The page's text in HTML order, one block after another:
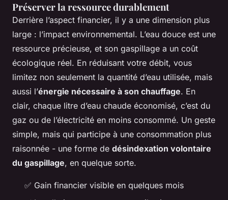
Préserver la ressource durablement
Derrière l’aspect financier, il y a une dimension plus
large : l’impact environnemental. L’eau douce est une
ressource précieuse, et son gaspillage a un coût
écologique réel. En réduisant votre débit, vous
limitez non seulement la quantité d’eau utilisée, mais
aussi l’énergie nécessaire à son chauffage. En
clair, chaque litre d’eau chaude économisé, c’est du
gaz ou de l’électricité en moins consommé. Un geste
simple, mais qui participe à une consommation plus
raisonnée - une forme de désindexation volontaire
du gaspillage, en quelque sorte.
✅ Gain financier visible en quelques mois